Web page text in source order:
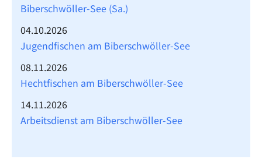
Biberschwöller-See (Sa.)
04.10.2026
Jugendfischen am Biberschwöller-See
08.11.2026
Hechtfischen am Biberschwöller-See
14.11.2026
Arbeitsdienst am Biberschwöller-See